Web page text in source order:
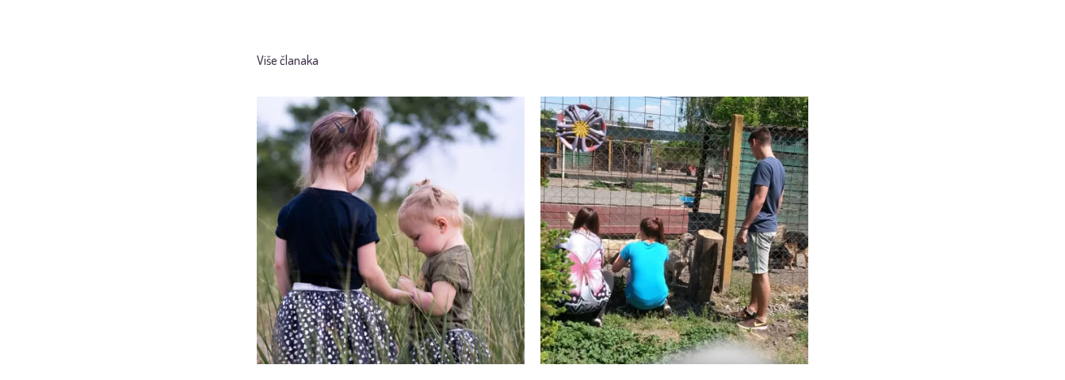
Više članaka